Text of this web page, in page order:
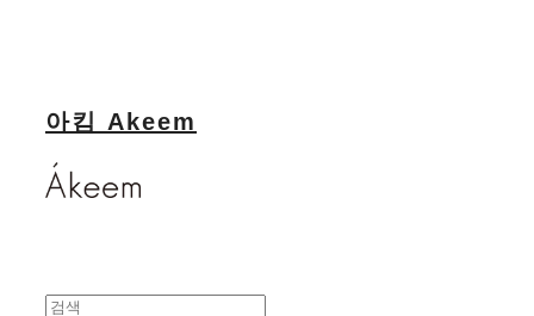
아킴 Akeem